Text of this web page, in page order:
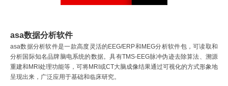
asa数据分析软件
asa数据分析软件是一款高度灵活的EEG/ERP和MEG分析软件包，可读取和
分析国际知名品牌脑电系统的数据。具有TMS-EEG脉冲伪迹去除算法、溯源
重建和MRI处理功能等，可将MRI或CT大脑成像结果通过可视化的方式形象地
呈现出来，广泛应用于基础和临床研究。